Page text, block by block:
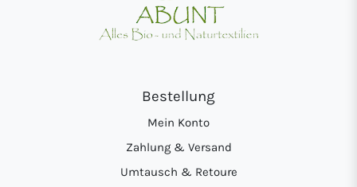
Bestellung
Mein Konto
Zahlung & Versand
Umtausch & Retoure